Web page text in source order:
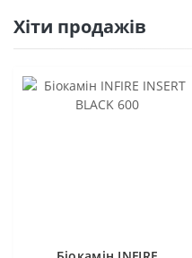
Хіти продажів